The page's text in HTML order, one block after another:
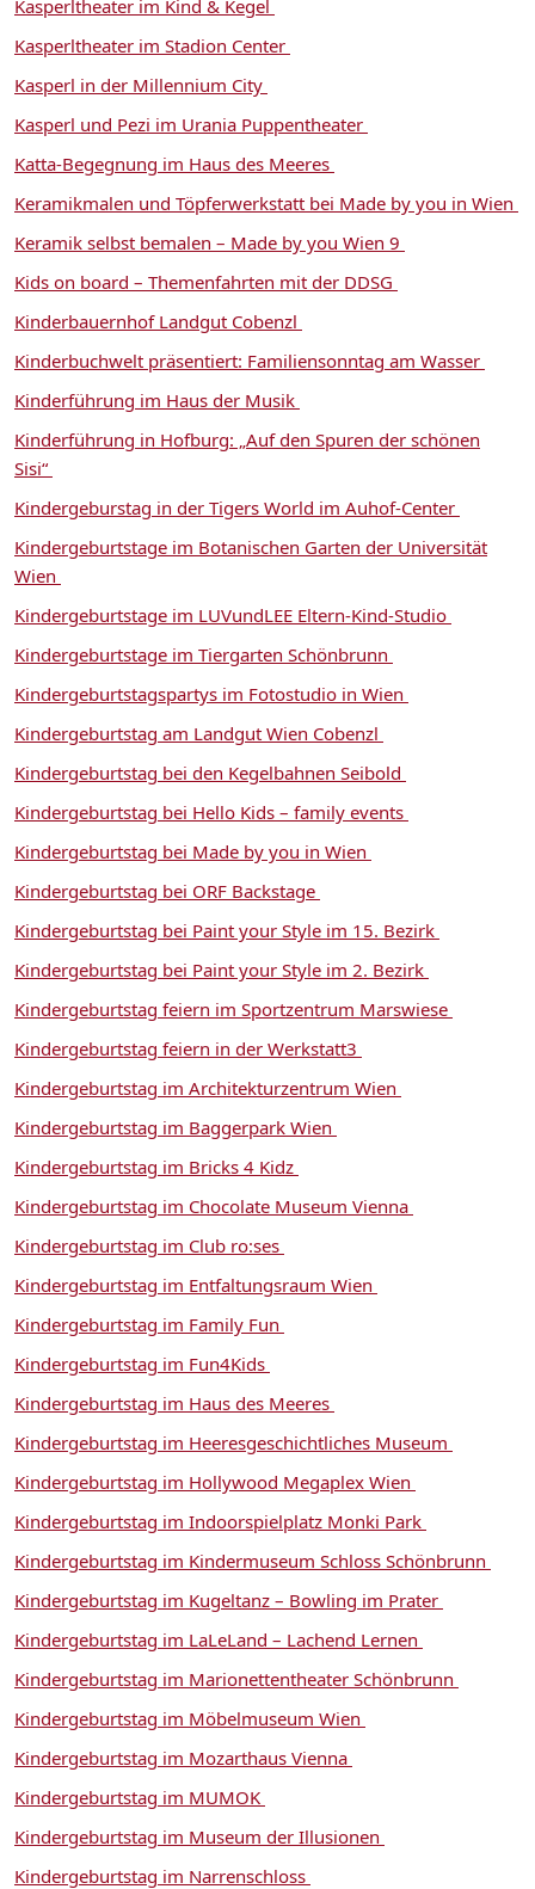
Kasperltheater im Kind & Kegel
Kasperltheater im Stadion Center
Kasperl in der Millennium City
Kasperl und Pezi im Urania Puppentheater
Katta-Begegnung im Haus des Meeres
Keramikmalen und Töpferwerkstatt bei Made by you in Wien
Keramik selbst bemalen – Made by you Wien 9
Kids on board – Themenfahrten mit der DDSG
Kinderbauernhof Landgut Cobenzl
Kinderbuchwelt präsentiert: Familiensonntag am Wasser
Kinderführung im Haus der Musik
Kinderführung in Hofburg: „Auf den Spuren der schönen
Sisi“
Kindergeburstag in der Tigers World im Auhof-Center
Kindergeburtstage im Botanischen Garten der Universität
Wien
Kindergeburtstage im LUVundLEE Eltern-Kind-Studio
Kindergeburtstage im Tiergarten Schönbrunn
Kindergeburtstagspartys im Fotostudio in Wien
Kindergeburtstag am Landgut Wien Cobenzl
Kindergeburtstag bei den Kegelbahnen Seibold
Kindergeburtstag bei Hello Kids – family events
Kindergeburtstag bei Made by you in Wien
Kindergeburtstag bei ORF Backstage
Kindergeburtstag bei Paint your Style im 15. Bezirk
Kindergeburtstag bei Paint your Style im 2. Bezirk
Kindergeburtstag feiern im Sportzentrum Marswiese
Kindergeburtstag feiern in der Werkstatt3
Kindergeburtstag im Architekturzentrum Wien
Kindergeburtstag im Baggerpark Wien
Kindergeburtstag im Bricks 4 Kidz
Kindergeburtstag im Chocolate Museum Vienna
Kindergeburtstag im Club ro:ses
Kindergeburtstag im Entfaltungsraum Wien
Kindergeburtstag im Family Fun
Kindergeburtstag im Fun4Kids
Kindergeburtstag im Haus des Meeres
Kindergeburtstag im Heeresgeschichtliches Museum
Kindergeburtstag im Hollywood Megaplex Wien
Kindergeburtstag im Indoorspielplatz Monki Park
Kindergeburtstag im Kindermuseum Schloss Schönbrunn
Kindergeburtstag im Kugeltanz – Bowling im Prater
Kindergeburtstag im LaLeLand – Lachend Lernen
Kindergeburtstag im Marionettentheater Schönbrunn
Kindergeburtstag im Möbelmuseum Wien
Kindergeburtstag im Mozarthaus Vienna
Kindergeburtstag im MUMOK
Kindergeburtstag im Museum der Illusionen
Kindergeburtstag im Narrenschloss